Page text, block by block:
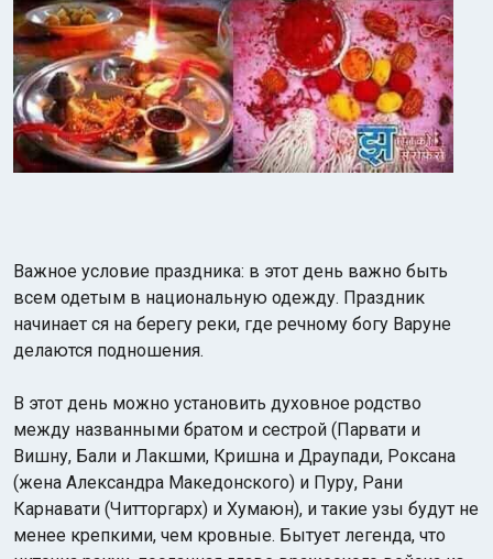
Важное условие праздника: в этот день важно быть
всем одетым в национальную одежду. Праздник
начинает ся на берегу реки, где речному богу Варуне
делаются подношения.
В этот день можно установить духовное родство
между названными братом и сестрой (Парвати и
Вишну, Бали и Лакшми, Кришна и Драупади, Роксана
(жена Александра Македонского) и Пуру, Рани
Карнавати (Читторгарх) и Хумаюн), и такие узы будут не
менее крепкими, чем кровные. Бытует легенда, что